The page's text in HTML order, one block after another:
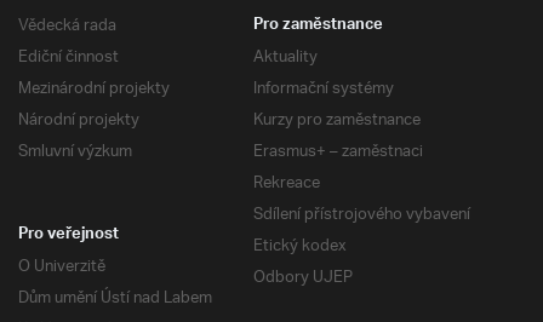
Vědecká rada
Ediční činnost
Mezinárodní projekty
Národní projekty
Smluvní výzkum
Pro zaměstnance
Aktuality
Informační systémy
Kurzy pro zaměstnance
Erasmus+ – zaměstnaci
Rekreace
Sdílení přístrojového vybavení
Etický kodex
Odbory UJEP
Pro veřejnost
O Univerzitě
Dům umění Ústí nad Labem